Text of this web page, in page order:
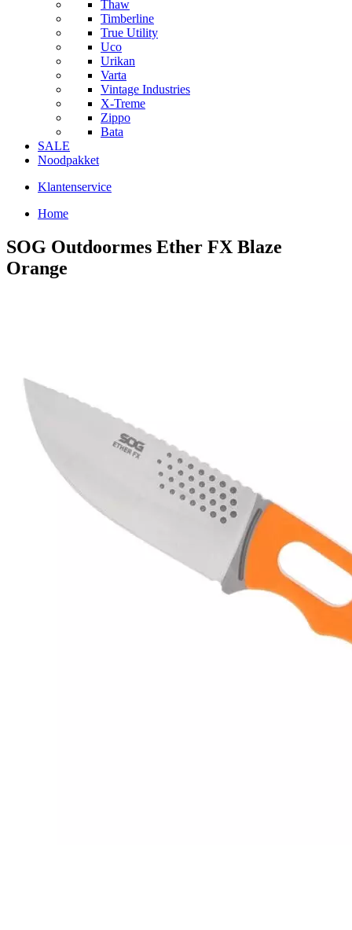
Thaw
Timberline
True Utility
Uco
Urikan
Varta
Vintage Industries
X-Treme
Zippo
Bata
SALE
Noodpakket
Klantenservice
Home
SOG Outdoormes Ether FX Blaze
Orange